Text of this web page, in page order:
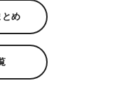
すよ、ずっと。司
なっているんだろ
ます（笑）」と心
とめ